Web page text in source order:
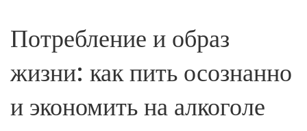
Потребление и образ
жизни: как пить осознанно
и экономить на алкоголе